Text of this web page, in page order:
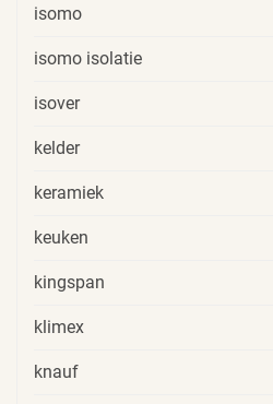
isomo
isomo isolatie
isover
kelder
keramiek
keuken
kingspan
klimex
knauf